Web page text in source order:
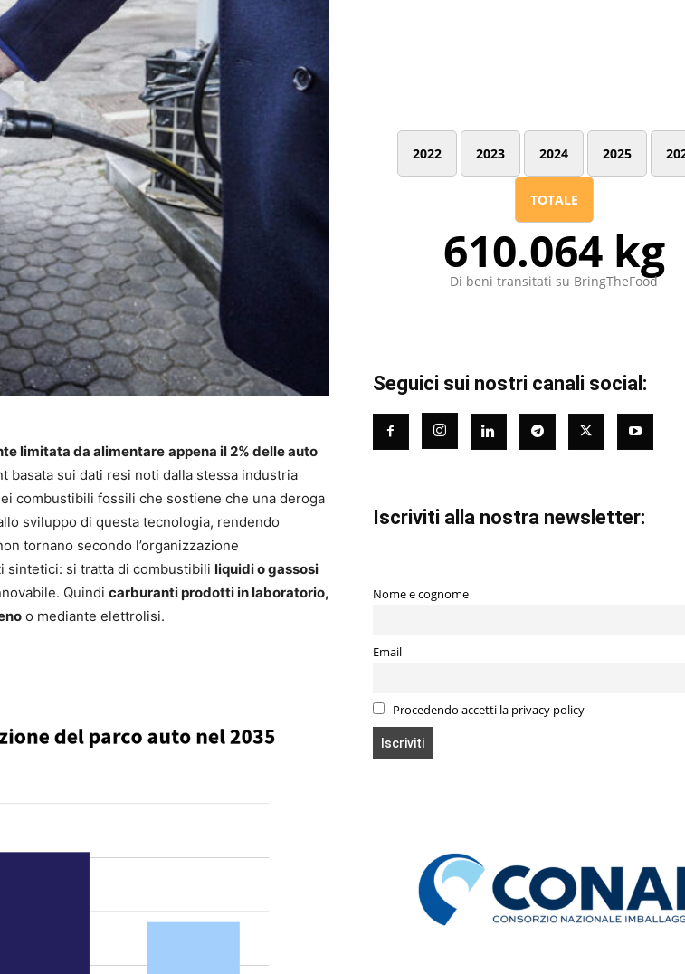
limitata da alimentare appena il 2% delle auto
basata sui dati resi noti dalla stessa industria
combustibili fossili che sostiene che una deroga
sviluppo di questa tecnologia, rendendo
tornano secondo l’organizzazione
sintetici: si tratta di combustibili liquidi o gassosi
Quindi carburanti prodotti in laboratorio,
o mediante elettrolisi.
2022 2023 2024 2025
TOTALE
610.064 kg
Di beni transitati su BringTheFood
Seguici sui nostri canali social:
Iscriviti alla nostra newsletter:
Nome e cognome
Email
Procedendo accetti la privacy policy